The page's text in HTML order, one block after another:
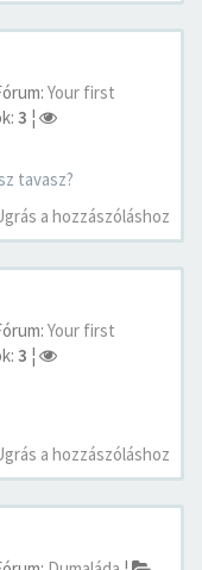
Your first
3 ¦
tavasz?
a hozzászóláshoz
Your first
3 ¦
a hozzászóláshoz